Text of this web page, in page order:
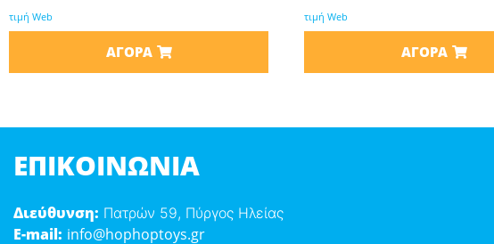
τιμή Web
ΑΓΟΡΆ
τιμή Web
ΑΓΟΡΆ
ΕΠΙΚΟΙΝΩΝΊΑ
Διεύθυνση: Πατρών 59, Πύργος Ηλείας
E-mail: info@hophoptoys.gr